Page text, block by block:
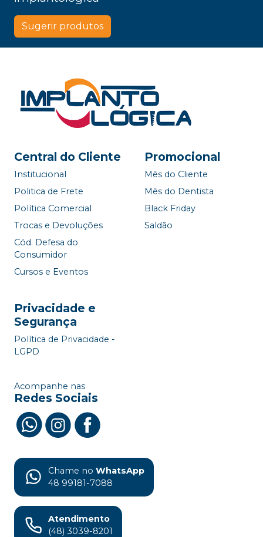
Sugerir produtos
Central do Cliente
Institucional
Politica de Frete
Política Comercial
Trocas e Devoluções
Cód. Defesa do
Consumidor
Cursos e Eventos
Promocional
Mês do Cliente
Mês do Dentista
Black Friday
Saldão
Privacidade e
Segurança
Política de Privacidade -
LGPD
Acompanhe nas
Redes Sociais
Chame no WhatsApp
48 99181-7088
Atendimento
(48) 3039-8201